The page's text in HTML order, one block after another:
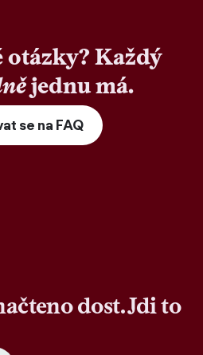
otázky? Každý
jednu má.
se na FAQ
dost. Jdi to